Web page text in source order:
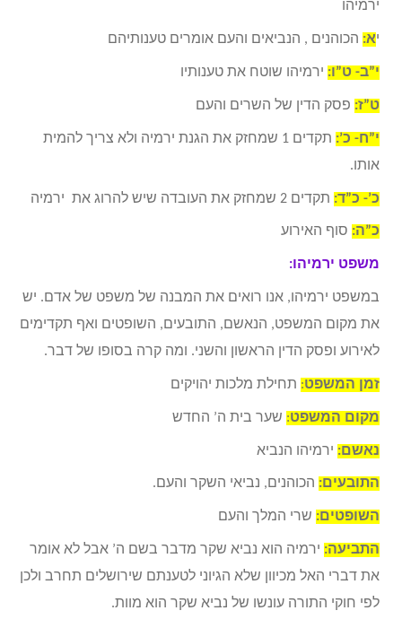
ירמיהו
יא: הכוהנים , הנביאים והעם אומרים טענותיהם
י”ב- ט”ו: ירמיהו שוטח את טענותיו
ט”ז: פסק הדין של השרים והעם
י”ח- כ’:
תקדים 1 שמחזק את הגנת ירמיה ולא צריך להמית
אותו.
כ’- כ”ד: תקדים 2 שמחזק את העובדה שיש להרוג את ירמיה
כ”ה: סוף האירוע
משפט ירמיהו:
במשפט ירמיהו, אנו רואים את המבנה של משפט של אדם. יש
את מקום המשפט, הנאשם, התובעים, השופטים ואף תקדימים
לאירוע ופסק הדין הראשון והשני. ומה קרה בסופו של דבר.
זמן המשפט: תחילת מלכות יהויקים
מקום המשפט: שער בית ה’ החדש
נאשם: ירמיהו הנביא
התובעים: הכוהנים, נביאי השקר והעם.
השופטים: שרי המלך והעם
התביעה: ירמיה הוא נביא שקר מדבר בשם ה’ אבל לא אומר
את דברי האל מכיוון שלא הגיוני לטענתם שירושלים תחרב ולכן
לפי חוקי התורה עונשו של נביא שקר הוא מוות.